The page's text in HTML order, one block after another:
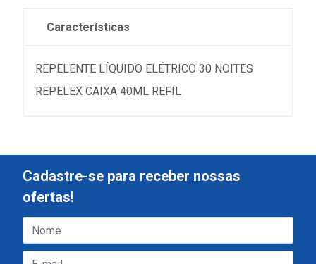
Características
REPELENTE LÍQUIDO ELÉTRICO 30 NOITES
REPELEX CAIXA 40ML REFIL
Cadastre-se para receber nossas
ofertas!